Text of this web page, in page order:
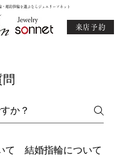
・婚約指輪を選ぶならジュエリーソネット
来店予約
て 結婚指輪について